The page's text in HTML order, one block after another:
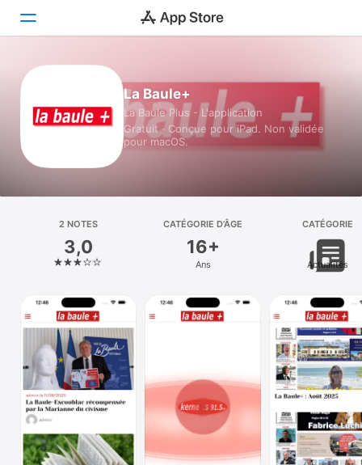
Aujourd’hui
Jeux
Plateforme
iPhone
Mac
Vision
Watch
TV
La Baule+
La Baule Plus - L'application
Gratuit · Conçue pour iPad. Non validée
pour macOS.
2 NOTES
3,0
CATÉGORIE D’ÂGE
16+
Ans
CATÉGORIE
Actualités